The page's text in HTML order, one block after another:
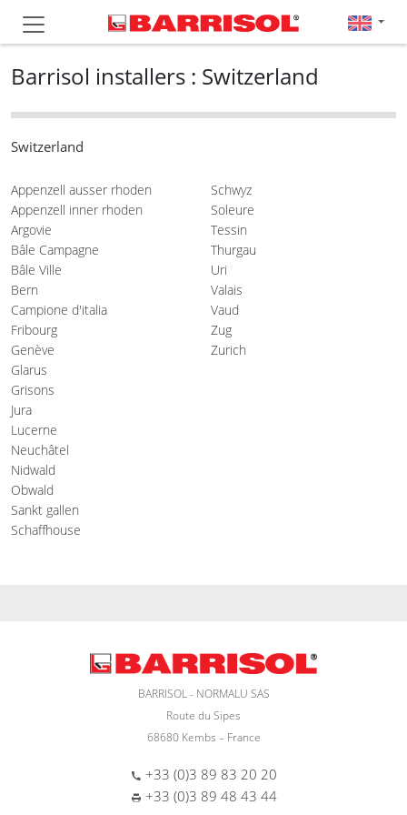
Barrisol installers : Switzerland
Switzerland
Appenzell ausser rhoden
Appenzell inner rhoden
Argovie
Bâle Campagne
Bâle Ville
Bern
Campione d'italia
Fribourg
Genève
Glarus
Grisons
Jura
Lucerne
Neuchâtel
Nidwald
Obwald
Sankt gallen
Schaffhouse
Schwyz
Soleure
Tessin
Thurgau
Uri
Valais
Vaud
Zug
Zurich
BARRISOL - NORMALU SAS
Route du Sipes
68680 Kembs – France
+33 (0)3 89 83 20 20
+33 (0)3 89 48 43 44